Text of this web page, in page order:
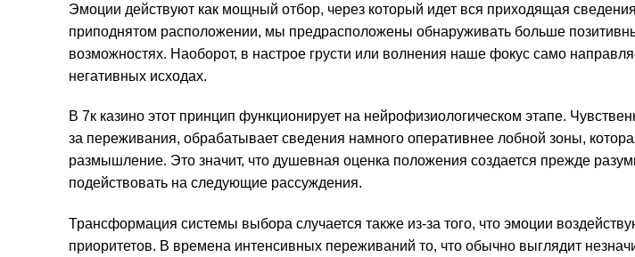
Эмоции действуют как мощный отбор, через который идет вся приходящая
приподнятом расположении, мы предрасположены обнаруживать больше
возможностях. Наоборот, в настрое грусти или волнения наше фокус само
негативных исходах.
В 7к казино этот принцип функционирует на нейрофизиологическом этапе.
за переживания, обрабатывает сведения намного оперативнее лобной зоны,
размышление. Это значит, что душевная оценка положения создается прежде
подействовать на следующие рассуждения.
Трансформация системы выбора случается также из-за того, что эмоции
приоритетов. В времена интенсивных переживаний то, что обычно выглядит